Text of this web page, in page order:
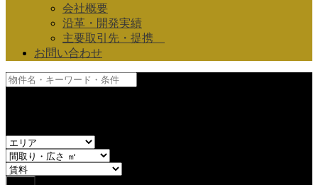
会社概要
沿革・開発実績
主要取引先・提携
お問い合わせ